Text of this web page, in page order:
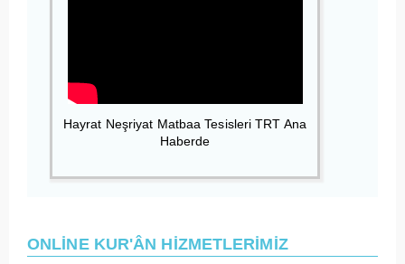
Hayrat Neşriyat Matbaa Tesisleri TRT Ana
Haberde
ONLİNE KUR'ÂN HİZMETLERİMİZ